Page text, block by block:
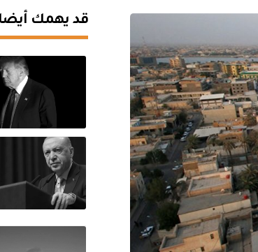
قد يهمك أيضا